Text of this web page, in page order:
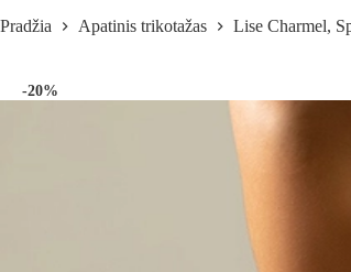
Pradžia Apatinis trikotažas Lise Charmel,
-20%